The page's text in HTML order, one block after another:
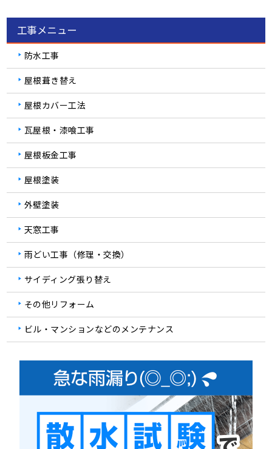
工事メニュー
防水工事
屋根葺き替え
屋根カバー工法
瓦屋根・漆喰工事
屋根板金工事
屋根塗装
外壁塗装
天窓工事
雨どい工事（修理・交換）
サイディング張り替え
その他リフォーム
ビル・マンションなどのメンテナンス